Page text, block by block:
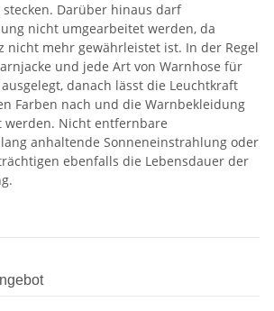
Darüber hinaus darf
nicht umgearbeitet werden, da
nicht mehr gewährleistet ist. In der Regel
und jede Art von Warnhose für
danach lässt die Leuchtkraft
Farben nach und die Warnbekleidung
werden. Nicht entfernbare
anhaltende Sonneneinstrahlung oder
ebenfalls die Lebensdauer der